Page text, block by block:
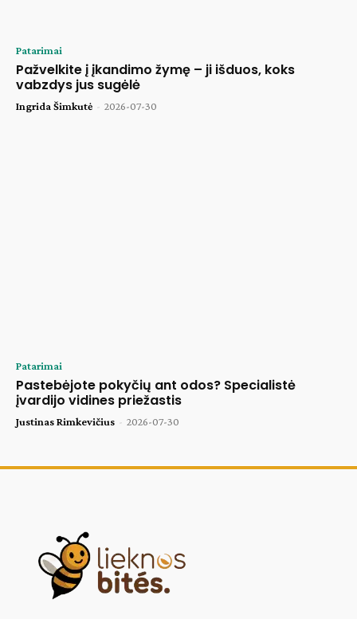
Patarimai
Pažvelkite į įkandimo žymę – ji išduos, koks
vabzdys jus sugėlė
Ingrida Šimkutė - 2026-07-30
Patarimai
Pastebėjote pokyčių ant odos? Specialistė
įvardijo vidines priežastis
Justinas Rimkevičius - 2026-07-30